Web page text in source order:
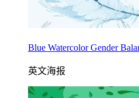
Blue Watercolor Gender
英文海报